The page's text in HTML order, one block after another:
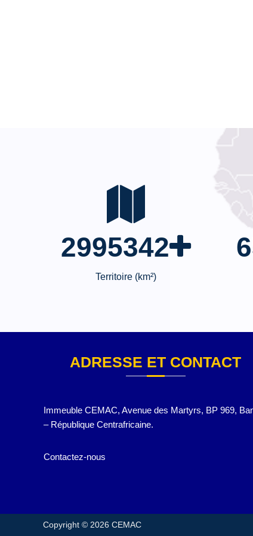
2995342
Territoire (km²)
ADRESSE ET CONTACT
Immeuble CEMAC, Avenue des Martyrs, BP 969,
– République Centrafricaine.
Contactez-nous
Copyright © 2026 CEMAC